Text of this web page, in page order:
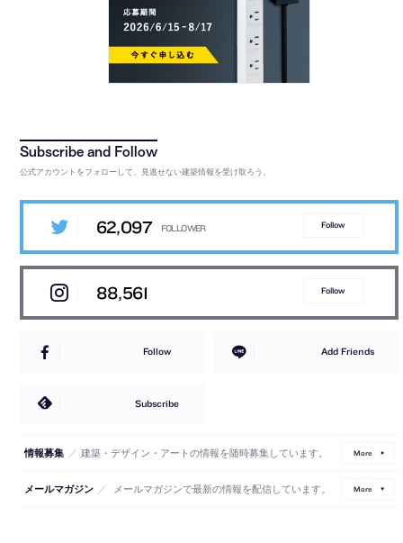
公式アカウントをフォローして、見逃せない建築情報を受け取ろう。
62,097 Follow
88,561 Follow
Follow Add Friends
Subscribe
情報募集 ／ 建築・デザイン・アートの情報を随時募集しています。 More
メールマガジン ／ メールマガジンで最新の情報を配信しています。 More